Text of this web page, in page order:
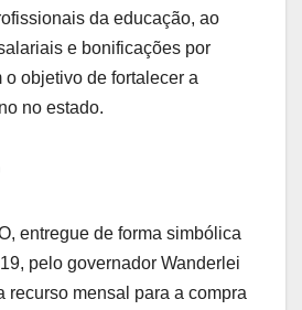
da educação, ao
e bonificações por
objetivo de fortalecer a
no estado.
entregue de forma simbólica
pelo governador Wanderlei
recurso mensal para a compra